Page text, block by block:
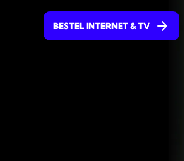
BESTEL INTERNET & TV